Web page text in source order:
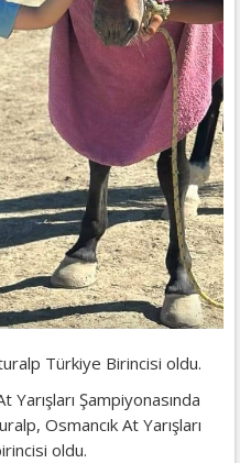
Türkiye Birincisi oldu.
Yarışları Şampiyonasında
Osmancık At Yarışları
oldu.